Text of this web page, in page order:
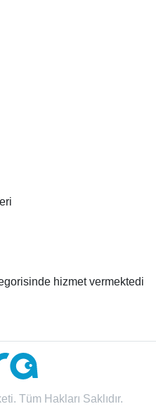
hizmet vermektedi
Tüm Hakları Saklıdır.